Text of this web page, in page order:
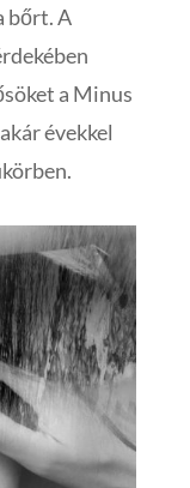
bőrt. A
a Minus
évekkel